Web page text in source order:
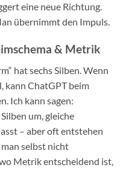
eine neue Richtung.
übernimmt den Impuls.
& Metrik
hat sechs Silben. Wenn
kann ChatGPT beim
Ich kann sagen:
um, gleiche
– aber oft entstehen
selbst nicht
Metrik entscheidend ist,